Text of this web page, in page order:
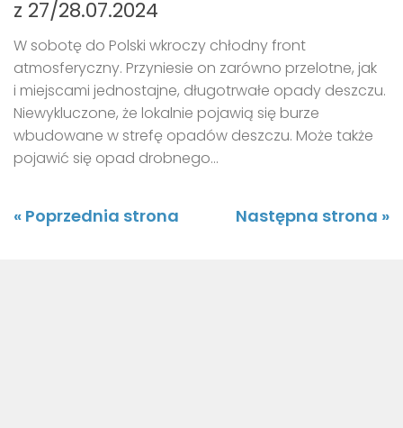
z 27/28.07.2024
W sobotę do Polski wkroczy chłodny front
atmosferyczny. Przyniesie on zarówno przelotne, jak
i miejscami jednostajne, długotrwałe opady deszczu.
Niewykluczone, że lokalnie pojawią się burze
wbudowane w strefę opadów deszczu. Może także
pojawić się opad drobnego...
« Poprzednia strona Następna strona »